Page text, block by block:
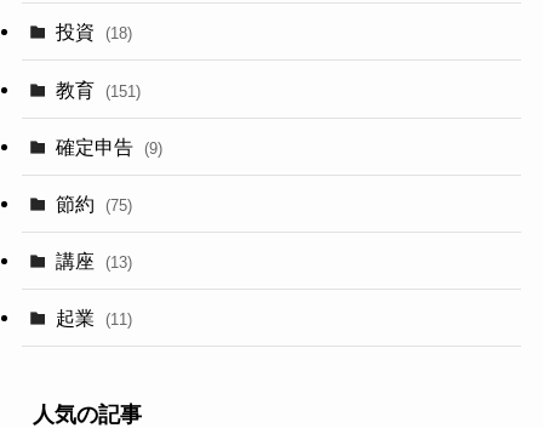
投資 (18)
教育 (151)
確定申告 (9)
節約 (75)
講座 (13)
起業 (11)
人気の記事